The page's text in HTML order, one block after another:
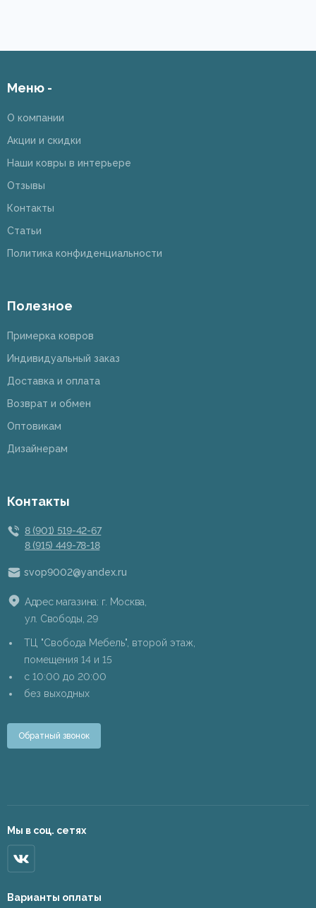
Меню -
О компании
Акции и скидки
Наши ковры в интерьере
Отзывы
Контакты
Статьи
Политика конфиденциальности
Полезное
Примерка ковров
Индивидуальный заказ
Доставка и оплата
Возврат и обмен
Оптовикам
Дизайнерам
Контакты
8 (901) 519-42-67
8 (915) 449-78-18
svop9002@yandex.ru
Адрес магазина: г. Москва,
ул. Свободы, 29
ТЦ "Свобода Мебель", второй этаж,
помещения 14 и 15
c 10:00 до 20:00
без выходных
Обратный звонок
Мы в соц. сетях
Варианты оплаты